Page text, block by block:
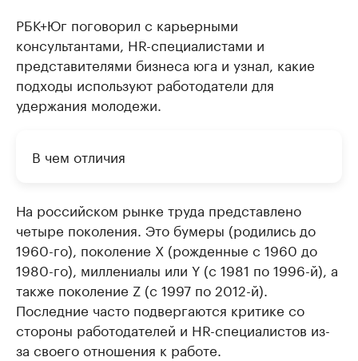
РБК+Юг поговорил с карьерными
консультантами, HR-специалистами и
представителями бизнеса юга и узнал, какие
подходы используют работодатели для
удержания молодежи.
В чем отличия
На российском рынке труда представлено
четыре поколения. Это бумеры (родились до
1960-го), поколение X (рожденные с 1960 до
1980-го), миллениалы или Y (с 1981 по 1996-й), а
также поколение Z (с 1997 по 2012-й).
Последние часто подвергаются критике со
стороны работодателей и HR-специалистов из-
за своего отношения к работе.